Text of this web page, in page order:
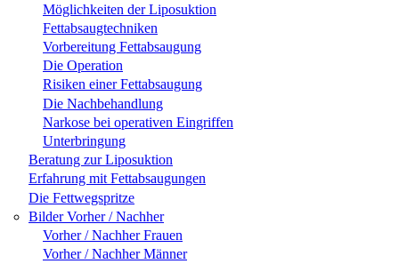
Möglichkeiten der Liposuktion
Fettabsaugtechniken
Vorbereitung Fettabsaugung
Die Operation
Risiken einer Fettabsaugung
Die Nachbehandlung
Narkose bei operativen Eingriffen
Unterbringung
Beratung zur Liposuktion
Erfahrung mit Fettabsaugungen
Die Fettwegspritze
Bilder Vorher / Nachher
Vorher / Nachher Frauen
Vorher / Nachher Männer